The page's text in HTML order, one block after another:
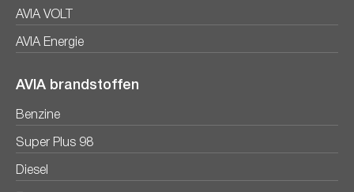
AVIA VOLT
AVIA Energie
AVIA brandstoffen
Benzine
Super Plus 98
Diesel